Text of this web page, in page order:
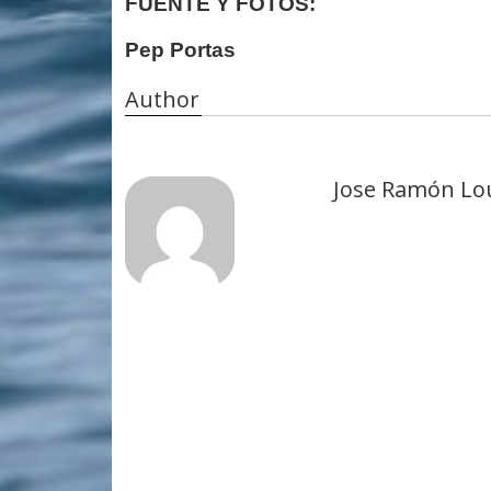
Pep Portas
Author
Jose Ramón